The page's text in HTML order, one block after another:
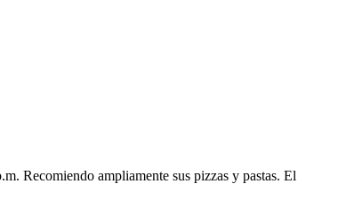
Recomiendo ampliamente sus pizzas y pastas. El